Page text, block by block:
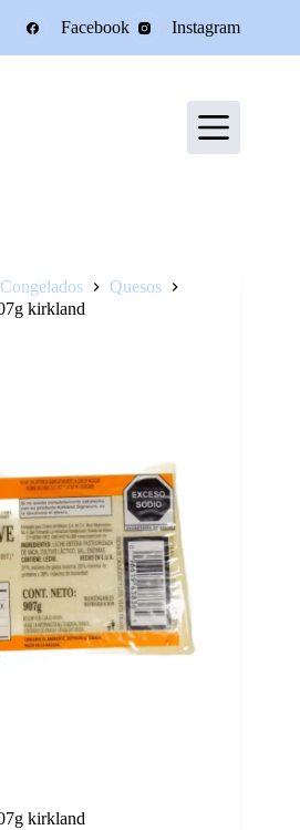
Facebook Instagram
Quesos
kirkland
kirkland